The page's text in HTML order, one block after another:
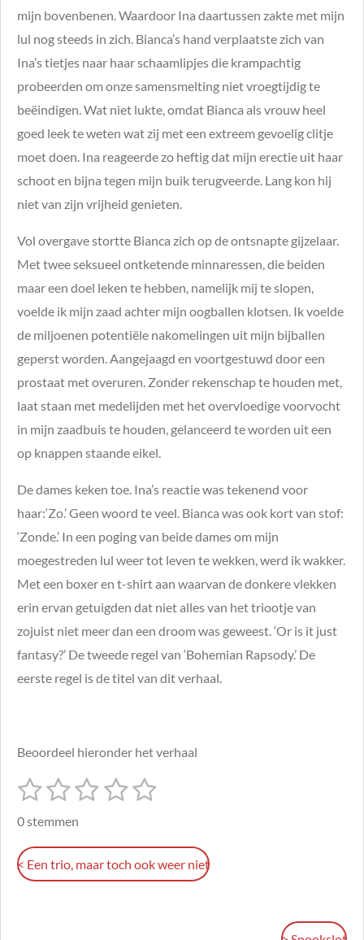
mijn bovenbenen. Waardoor Ina daartussen zakte met mijn
lul nog steeds in zich. Bianca’s hand verplaatste zich van
Ina’s tietjes naar haar schaamlipjes die krampachtig
probeerden om onze samensmelting niet vroegtijdig te
beëindigen. Wat niet lukte, omdat Bianca als vrouw heel
goed leek te weten wat zij met een extreem gevoelig clitje
moet doen. Ina reageerde zo heftig dat mijn erectie uit haar
schoot en bijna tegen mijn buik terugveerde. Lang kon hij
niet van zijn vrijheid genieten.
Vol overgave stortte Bianca zich op de ontsnapte gijzelaar.
Met twee seksueel ontketende minnaressen, die beiden
maar een doel leken te hebben, namelijk mij te slopen,
voelde ik mijn zaad achter mijn oogballen klotsen. Ik voelde
de miljoenen potentiële nakomelingen uit mijn bijballen
geperst worden. Aangejaagd en voortgestuwd door een
prostaat met overuren. Zonder rekenschap te houden met,
laat staan met medelijden met het overvloedige voorvocht
in mijn zaadbuis te houden, gelanceerd te worden uit een
op knappen staande eikel.
De dames keken toe. Ina’s reactie was tekenend voor
haar:‘Zo.’ Geen woord te veel. Bianca was ook kort van stof:
‘Zonde.’ In een poging van beide dames om mijn
moegestreden lul weer tot leven te wekken, werd ik wakker.
Met een boxer en t-shirt aan waarvan de donkere vlekken
erin ervan getuigden dat niet alles van het triootje van
zojuist niet meer dan een droom was geweest. ‘Or is it just
fantasy?’ De tweede regel van ‘Bohemian Rapsody.’ De
eerste regel is de titel van dit verhaal.
Beoordeel hieronder het verhaal
R
i
n
1
s
t
e
2
s
t
e
3
s
t
e
4
t
e
5
t
e
S
m
e
n
0 stemmen
< Een trio, maar toch ook weer niet